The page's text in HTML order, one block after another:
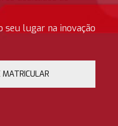
seu lugar na inovação
MATRICULAR